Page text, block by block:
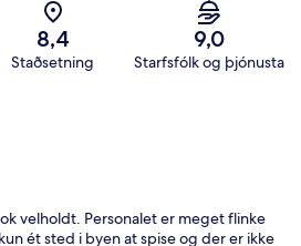
8,4
Staðsetning
9,0
Starfsfólk og þjónusta
velholdt. Personalet er meget flinke
ét sted i byen at spise og der er ikke